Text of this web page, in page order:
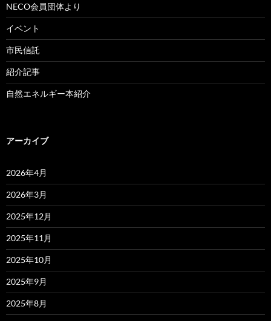
NECO会員団体より
イベント
市民信託
紹介記事
自然エネルギー本紹介
アーカイブ
2026年4月
2026年3月
2025年12月
2025年11月
2025年10月
2025年9月
2025年8月